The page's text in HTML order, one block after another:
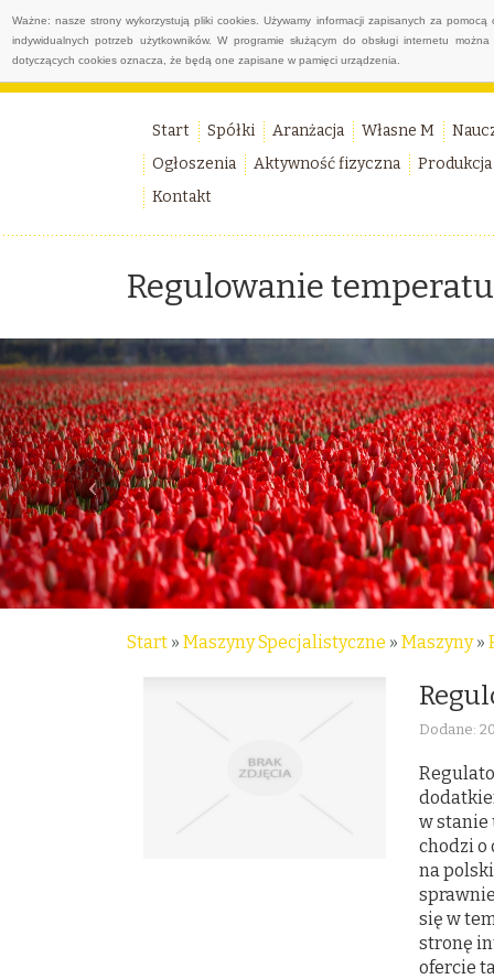
Ważne: nasze strony wykorzystują pliki cookies. Używamy informacji zapisanych za
indywidualnych potrzeb użytkowników. W programie służącym do obsługi internetu
dotyczących cookies oznacza, że będą one zapisane w pamięci urządzenia.
Start Spółki Aranżacja Własne M
Ogłoszenia
Aktywność fizyczna
Produkcja
Kontakt
Regulowanie
Start » Maszyny Specjalistyczne » Maszyny»
Dodane:
w stanie
chodzi o
na
się w
stronę
ofercie